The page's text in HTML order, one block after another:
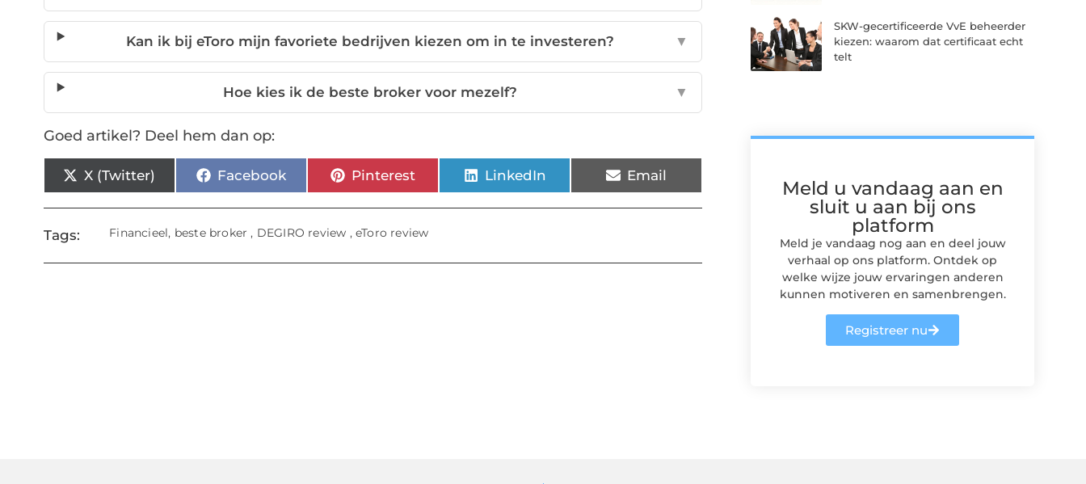
Kan ik bij eToro mijn favoriete bedrijven kiezen om in te investeren? ▼
Hoe kies ik de beste broker voor mezelf? ▼
Goed artikel? Deel hem dan op:
X (Twitter) Facebook Pinterest LinkedIn Email
Tags: Financieel, beste broker , DEGIRO review , eToro review
SKW-gecertificeerde VvE beheerder
kiezen: waarom dat certificaat echt
telt
Meld u vandaag aan en
sluit u aan bij ons
platform
Meld je vandaag nog aan en deel jouw
verhaal op ons platform. Ontdek op
welke wijze jouw ervaringen anderen
kunnen motiveren en samenbrengen.
Registreer nu